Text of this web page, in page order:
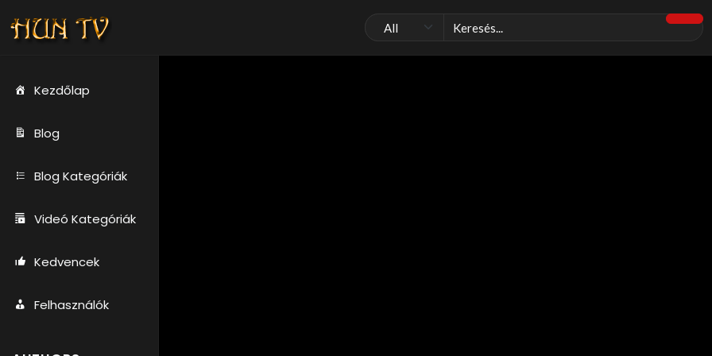
Kezdőlap
Blog
Blog Kategóriák
Videó Kategóriák
Kedvencek
Felhasználók